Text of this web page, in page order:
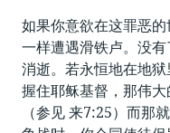
如果你意欲在这罪恶
一样遭遇滑铁卢。没
消逝。若永恒地在地
握住耶稣基督，那伟大
（参见 来7:25）而那